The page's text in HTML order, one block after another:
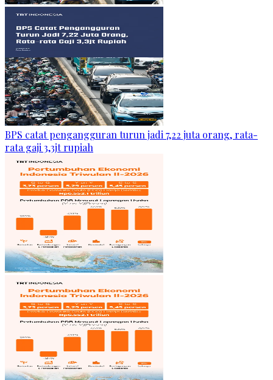
BPS catat pengangguran turun jadi 7,22 juta orang, rata-
rata gaji 3,3jt rupiah